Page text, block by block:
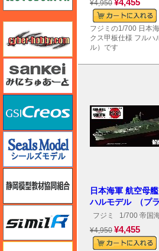
¥4,950 ¥4,455
フジミの1/700 日本
クス甲板仕様 フルハ
ル）です
日本海軍 航空母
ハルモデル （プラ
フジミ 1/700 帝国
¥4,950 ¥4,455
サイバーホビー
さんけい みにちゅあーと
シールズモデル
シモムラアレック